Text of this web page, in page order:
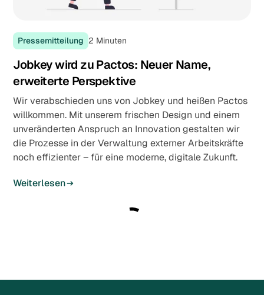
Pressemitteilung 2 Minuten
Jobkey wird zu Pactos: Neuer Name,
erweiterte Perspektive
Wir verabschieden uns von Jobkey und heißen Pactos
willkommen. Mit unserem frischen Design und einem
unveränderten Anspruch an Innovation gestalten wir
die Prozesse in der Verwaltung externer Arbeitskräfte
noch effizienter – für eine moderne, digitale Zukunft.
Weiterlesen